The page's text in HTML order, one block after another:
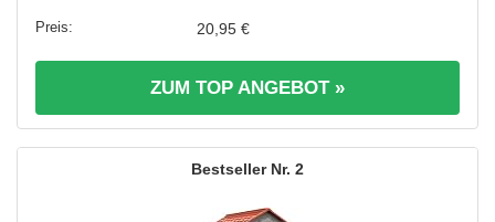
20,95 €
ZUM TOP ANGEBOT »
2